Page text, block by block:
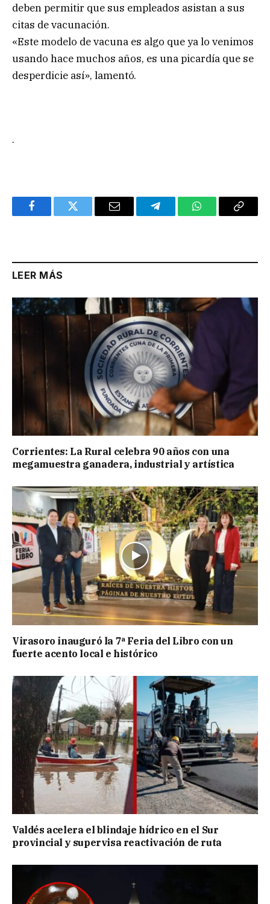
deben permitir que sus empleados asistan a sus
citas de vacunación.
«Este modelo de vacuna es algo que ya lo venimos
usando hace muchos años, es una picardía que se
desperdicie así», lamentó.
.
FacebookTwitter Email TelegramWhatsAppCopy
LEER MÁS
Corrientes: La Rural celebra 90 años con una
megamuestra ganadera, industrial y artística
Virasoro inauguró la 7ª Feria del Libro con un
fuerte acento local e histórico
Valdés acelera el blindaje hídrico en el Sur
provincial y supervisa reactivación de ruta